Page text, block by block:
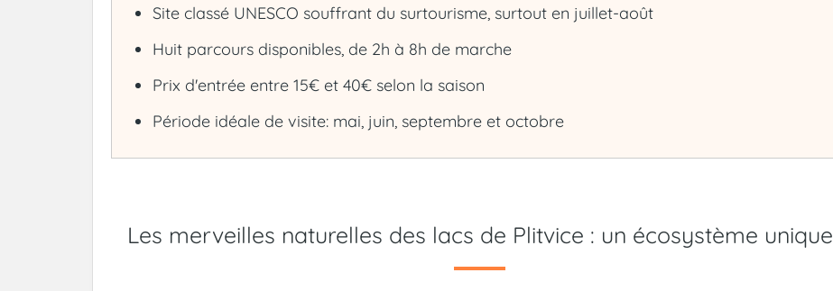
Site classé UNESCO souffrant du surtourisme, surtout en juillet-août
Huit parcours disponibles, de 2h à 8h de marche
Prix d'entrée entre 15€ et 40€ selon la saison
Période idéale de visite: mai, juin, septembre et octobre
Les merveilles naturelles des lacs de Plitvice : un écosystème unique